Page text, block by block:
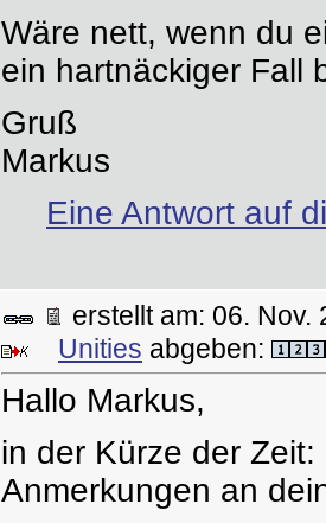
Wäre nett, wenn du
ein hartnäckiger Fall
Gruß
Markus
Eine Antwort auf
erstellt am: 06.
Unities abgeben:
Hallo Markus,
in der Kürze der
Anmerkungen an